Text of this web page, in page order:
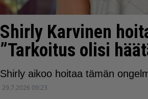
Shirly Karvinen
”Tarkoitus olisi
Shirly aikoo hoitaa tämän
29.7.2026 09:23